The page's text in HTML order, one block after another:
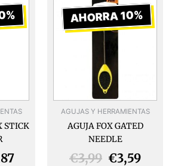
STICK
precio
actual
AHORRA 10%
AGUJAS Y HERRAMIENTAS
AGUJA FOX GATED
NEEDLE
€3,99
precio
original
€3,99.
€3,59